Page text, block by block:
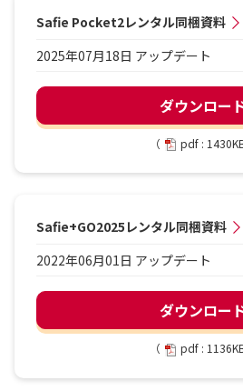
Safie Pocket2レンタル同梱資料
2025年07月18日 アップデート
ダウンロー
（ pdf : 1430KB
Safie+GO2025レンタル同梱資料
2022年06月01日 アップデート
ダウンロー
（ pdf : 1136KB